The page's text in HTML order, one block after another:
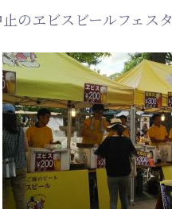
のヱビスビールフェスタ